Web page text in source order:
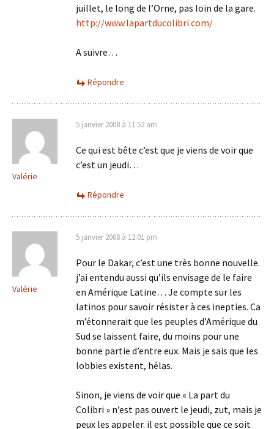
juillet, le long de l’Orne, pas loin de la gare.
http://www.lapartducolibri.com/
A suivre…
Répondre
Valérie
5 janvier 2008 à 11:52 am
Ce qui est bête c’est que je viens de voir que
c’est un jeudi…
Répondre
Valérie
5 janvier 2008 à 12:01 pm
Pour le Dakar, c’est une très bonne nouvelle.
j’ai entendu aussi qu’ils envisage de le faire
en Amérique Latine… Je compte sur les
latinos pour savoir résister à ces inepties. Ca
m’étonnerait que les peuples d’Amérique du
Sud se laissent faire, du moins pour une
bonne partie d’entre eux. Mais je sais que les
lobbies existent, hélas.
Sinon, je viens de voir que « La part du
Colibri » n’est pas ouvert le jeudi, zut, mais je
peux les appeler. il est possible que ce soit